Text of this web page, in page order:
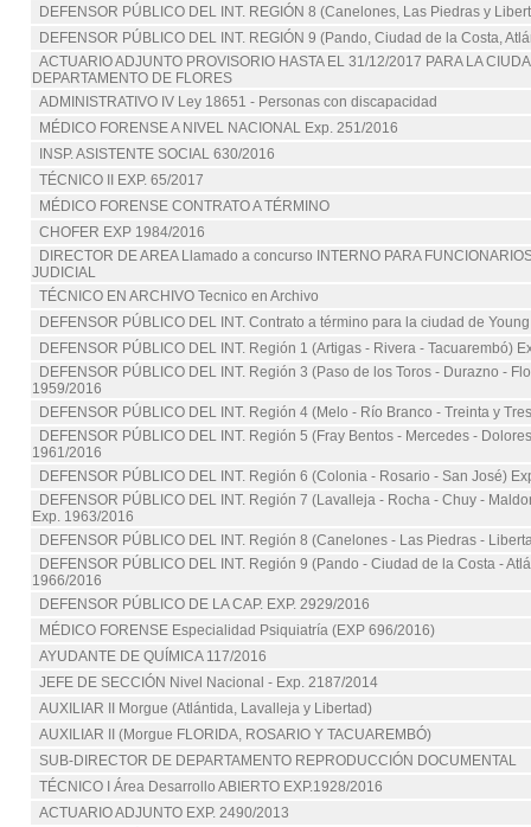
DEFENSOR PÚBLICO DEL INT. REGIÓN 8 (Canelones, Las Piedras y
DEFENSOR PÚBLICO DEL INT. REGIÓN 9 (Pando, Ciudad de la Costa,
ACTUARIO ADJUNTO PROVISORIO HASTA EL 31/12/2017 PARA LA
DEPARTAMENTO DE FLORES
ADMINISTRATIVO IV Ley 18651 - Personas con discapacidad
MÉDICO FORENSE A NIVEL NACIONAL Exp. 251/2016
INSP. ASISTENTE SOCIAL 630/2016
TÉCNICO II EXP. 65/2017
MÉDICO FORENSE CONTRATO A TÉRMINO
CHOFER EXP 1984/2016
DIRECTOR DE AREA Llamado a concurso INTERNO PARA
JUDICIAL
TÉCNICO EN ARCHIVO Tecnico en Archivo
DEFENSOR PÚBLICO DEL INT. Contrato a término para la ciudad de
DEFENSOR PÚBLICO DEL INT. Región 1 (Artigas - Rivera - Tacuarembó)
DEFENSOR PÚBLICO DEL INT. Región 3 (Paso de los Toros - Durazno -
1959/2016
DEFENSOR PÚBLICO DEL INT. Región 4 (Melo - Río Branco - Treinta y
DEFENSOR PÚBLICO DEL INT. Región 5 (Fray Bentos - Mercedes -
1961/2016
DEFENSOR PÚBLICO DEL INT. Región 6 (Colonia - Rosario - San José)
DEFENSOR PÚBLICO DEL INT. Región 7 (Lavalleja - Rocha - Chuy -
Exp. 1963/2016
DEFENSOR PÚBLICO DEL INT. Región 8 (Canelones - Las Piedras -
DEFENSOR PÚBLICO DEL INT. Región 9 (Pando - Ciudad de la Costa -
1966/2016
DEFENSOR PÚBLICO DE LA CAP. EXP. 2929/2016
MÉDICO FORENSE Especialidad Psiquiatría (EXP 696/2016)
AYUDANTE DE QUÍMICA 117/2016
JEFE DE SECCIÓN Nivel Nacional - Exp. 2187/2014
AUXILIAR II Morgue (Atlántida, Lavalleja y Libertad)
AUXILIAR II (Morgue FLORIDA, ROSARIO Y TACUAREMBÓ)
SUB-DIRECTOR DE DEPARTAMENTO REPRODUCCIÓN DOCUMENTAL
TÉCNICO I Área Desarrollo ABIERTO EXP.1928/2016
ACTUARIO ADJUNTO EXP. 2490/2013